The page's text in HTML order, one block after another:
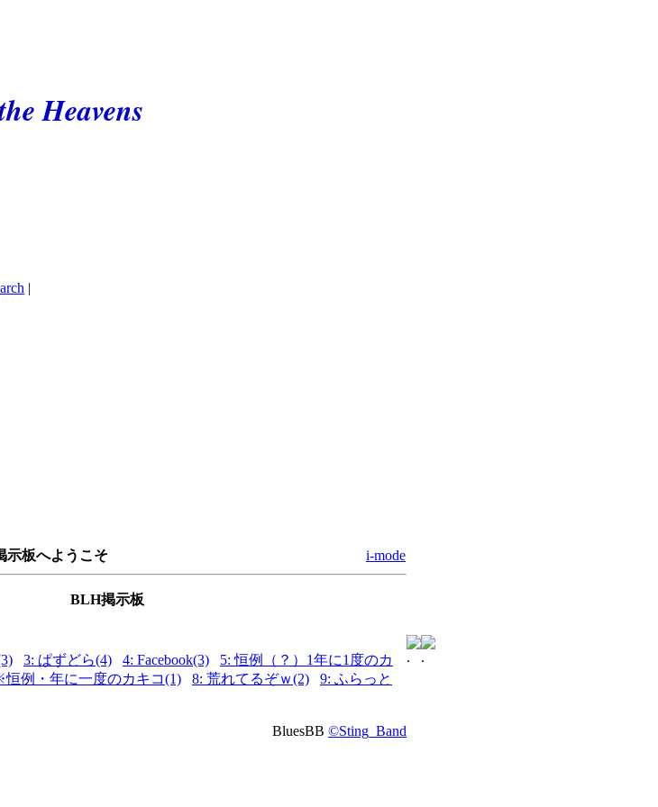
Heavens
|
示板へようこそ i-mode
BLH掲示板
3: ぱずどら(4) 4: Facebook(3)
5: 恒例（？）1年に1度のカ
例・年に一度のカキコ(1) 8: 荒れてるぞｗ(2)
9: ふらっと
BluesBB ©Sting_Band